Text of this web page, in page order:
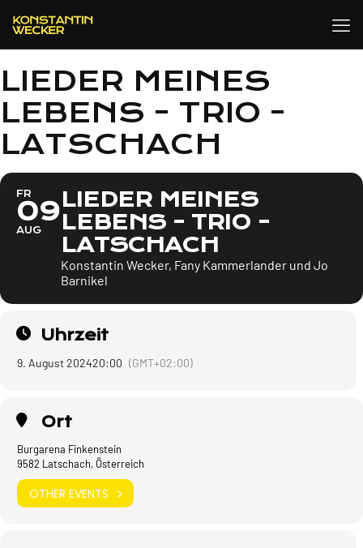
LIEDER MEINES
LEBENS - TRIO -
LATSCHACH
FR
09
AUG
LIEDER MEINES
LEBENS - TRIO -
LATSCHACH
Konstantin Wecker, Fany Kammerlander und Jo
Barnikel
Uhrzeit
9. August 202420:00 (GMT+02:00)
Ort
Burgarena Finkenstein
9582 Latschach, Österreich
OTHER EVENTS